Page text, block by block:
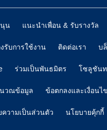
น แนะนำเพื่อน & รับรางวัล
รับการใช้งาน ติดต่อเรา บ
ร่วมเป็นพันธมิตร โซลูชันท
นวณข้อมูล ข้อตกลงและเงื่อนไข
ความเป็นส่วนตัว นโยบายคุ้กกี้